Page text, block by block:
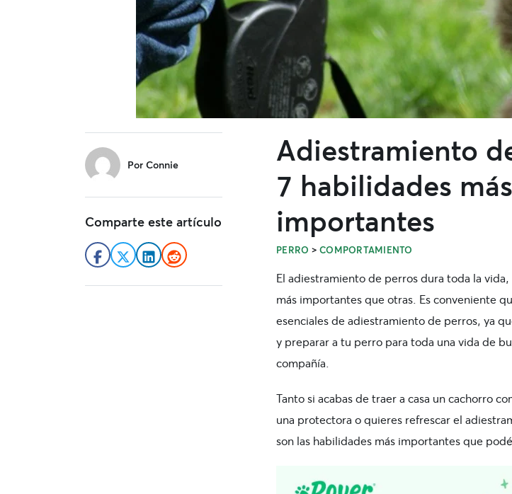
Adiestramiento
7 habilidades más
importantes
PERRO >COMPORTAMIENTO
El adiestramientode perros dura toda la
más importantes que otras. Es conveniente
esenciales deadiestramientode perros, ya
y preparar a tu perro para toda una vida de
compañía.
Tanto si acabas de traer a casa un cachorro
una protectora o quieres refrescar el
son las habilidades más importantes que
sidebar
Por Connie
Comparte este artículo